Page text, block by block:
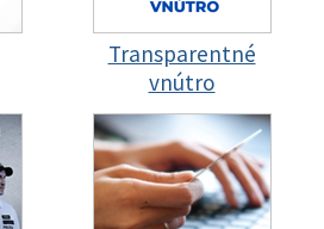
Transparentné
vnútro